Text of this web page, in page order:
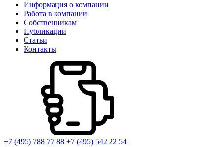
Информация о компании
Работа в компании
Собственникам
Публикации
Статьи
Контакты
+7 (495) 788 77 88 +7 (495) 542 22 54